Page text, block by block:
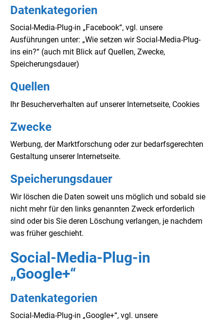
Datenkategorien
Social-Media-Plug-in „Facebook“, vgl. unsere
Ausführungen unter: „Wie setzen wir Social-Media-Plug-
ins ein?“ (auch mit Blick auf Quellen, Zwecke,
Speicherungsdauer)
Quellen
Ihr Besucherverhalten auf unserer Internetseite, Cookies
Zwecke
Werbung, der Marktforschung oder zur bedarfsgerechten
Gestaltung unserer Internetseite.
Speicherungsdauer
Wir löschen die Daten soweit uns möglich und sobald sie
nicht mehr für den links genannten Zweck erforderlich
sind oder bis Sie deren Löschung verlangen, je nachdem
was früher geschieht.
Social-Media-Plug-in
„Google+“
Datenkategorien
Social-Media-Plug-in „Google+“, vgl. unsere